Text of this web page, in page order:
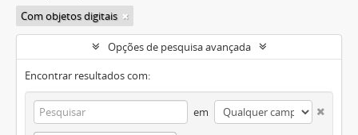
Com objetos digitais
Opções de pesquisa avançada
Encontrar resultados com:
em